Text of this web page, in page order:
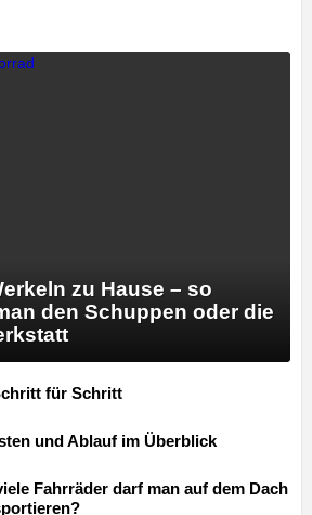
zu Hause – so
den Schuppen oder die
für Schritt
und Ablauf im Überblick
Fahrräder darf man auf dem Dach